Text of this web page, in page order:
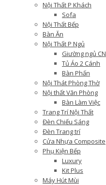
Nội Thất P Khách
Sofa
Nội Thất Bếp
Bàn Ăn
Nội Thất P Ngủ
Giường ngủ CN
Tủ Áo 2 Cánh
Bàn Phấn
Nội Thát Phòng Thờ
Nội thất Văn Phòng
Bàn Làm Việc
Trang Trí Nội Thất
Đèn Chiếu Sáng
Đèn Trang trí
Cửa Nhựa Composite
Phụ Kiện Bếp
Luxury
Kit Plus
Máy Hút Mùi